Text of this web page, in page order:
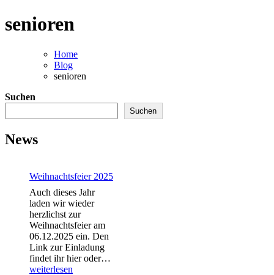
senioren
Home
Blog
senioren
Suchen
Suchen
News
Weihnachtsfeier 2025
Auch dieses Jahr
laden wir wieder
herzlichst zur
Weihnachtsfeier am
06.12.2025 ein. Den
Link zur Einladung
findet ihr hier oder…
weiterlesen